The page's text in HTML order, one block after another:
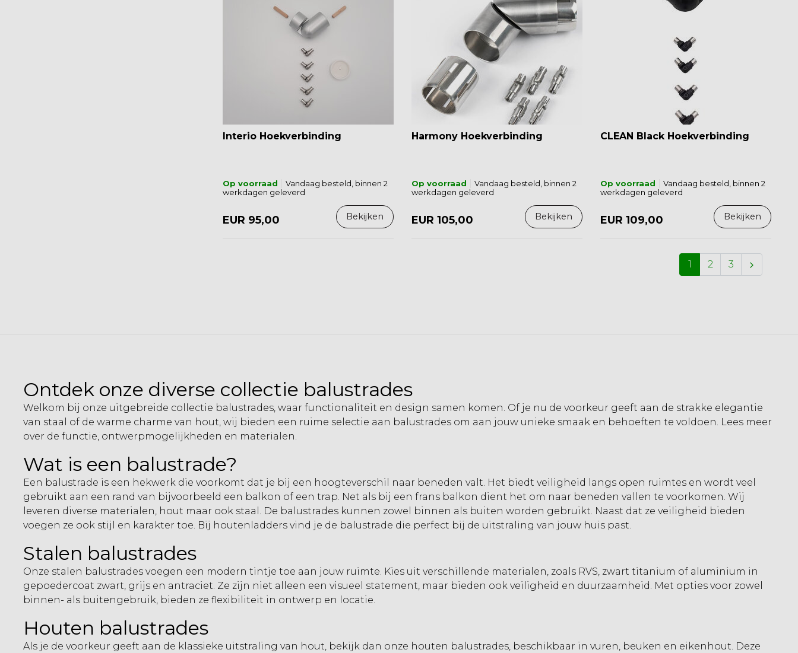
Interio Hoekverbinding
Op voorraad
Vandaag besteld, binnen 2
werkdagen geleverd
EUR 95,00 Bekijken
Harmony Hoekverbinding
Op voorraad
Vandaag besteld, binnen 2
werkdagen geleverd
EUR 105,00 Bekijken
CLEAN Black Hoekverbinding
Op voorraad
Vandaag besteld, binnen 2
werkdagen geleverd
EUR 109,00 Bekijken
1 2 3
Ontdek onze diverse collectie balustrades
Welkom bij onze uitgebreide collectie balustrades, waar functionaliteit en design samen komen. Of je nu de voorkeur geeft aan de strakke elegantie
van staal of de warme charme van hout, wij bieden een ruime selectie aan balustrades om aan jouw unieke smaak en behoeften te voldoen. Lees meer
over de functie, ontwerpmogelijkheden en materialen.
Wat is een balustrade?
Een balustrade is een hekwerk die voorkomt dat je bij een hoogteverschil naar beneden valt. Het biedt veiligheid langs open ruimtes en wordt veel
gebruikt aan een rand van bijvoorbeeld een balkon of een trap. Net als bij een frans balkon dient het om naar beneden vallen te voorkomen. Wij
leveren diverse materialen, hout maar ook staal. De balustrades kunnen zowel binnen als buiten worden gebruikt. Naast dat ze veiligheid bieden
voegen ze ook stijl en karakter toe. Bij houtenladders vind je de balustrade die perfect bij de uitstraling van jouw huis past.
Stalen balustrades
Onze stalen balustrades voegen een modern tintje toe aan jouw ruimte. Kies uit verschillende materialen, zoals RVS, zwart titanium of aluminium in
gepoedercoat zwart, grijs en antraciet. Ze zijn niet alleen een visueel statement, maar bieden ook veiligheid en duurzaamheid. Met opties voor zowel
binnen- als buitengebruik, bieden ze flexibiliteit in ontwerp en locatie.
Houten balustrades
Als je de voorkeur geeft aan de klassieke uitstraling van hout, bekijk dan onze houten balustrades, beschikbaar in vuren, beuken en eikenhout. Deze